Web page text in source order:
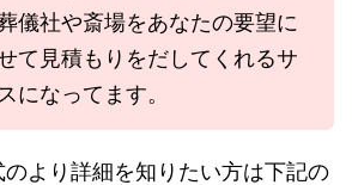
儀社や斎場をあなたの要望に
て見積もりをだしてくれるサ
になってます。
より詳細を知りたい方は下記の